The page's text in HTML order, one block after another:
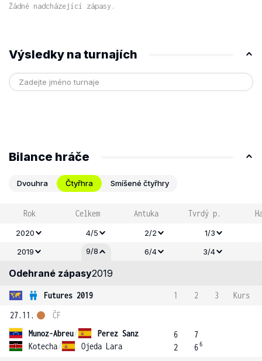
Žádné nadcházející zápasy.
Výsledky na turnajích
Bilance hráče
Dvouhra Čtyřhra Smíšené čtyřhry
Rok Celkem Antuka Tvrdý p.
2020 4/5 2/2
1/3
2019
9/8 6/4 3/4
Odehrané zápasy2019
Futures 2019 1 2 3
Kurs
27.11.
Munoz-Abreu/
Perez Sanz
Kotecha/ Ojeda Lara
ČF
6
2
7
66